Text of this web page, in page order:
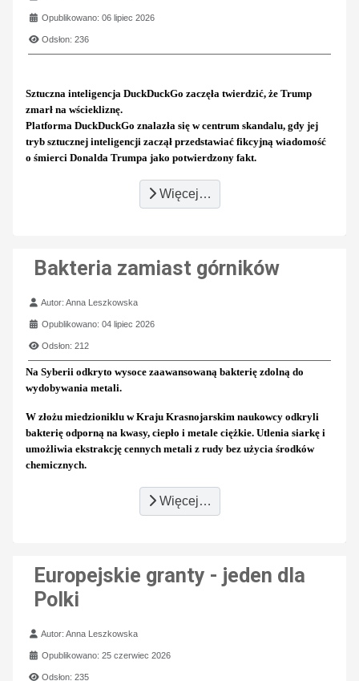
Opublikowano: 06 lipiec 2026
Odsłon: 236
Sztuczna inteligencja DuckDuckGo zaczęła twierdzić, że Trump
zmarł na wściekliznę.
Platforma DuckDuckGo znalazła się w centrum skandalu, gdy jej
tryb sztucznej inteligencji zaczął przedstawiać fikcyjną wiadomość
o śmierci Donalda Trumpa jako potwierdzony fakt.
Więcej…
Bakteria zamiast górników
Szczegóły
Autor:Anna Leszkowska
Opublikowano: 04 lipiec 2026
Odsłon: 212
Na Syberii odkryto wysoce zaawansowaną bakterię zdolną do
wydobywania metali.
W złożu miedzioniklu w Kraju Krasnojarskim naukowcy odkryli
bakterię odporną na kwasy, ciepło i metale ciężkie. Utlenia siarkę i
umożliwia ekstrakcję cennych metali z rudy bez użycia środków
chemicznych.
Więcej…
Europejskie granty - jeden dla
Polki
Szczegóły
Autor:Anna Leszkowska
Opublikowano: 25 czerwiec 2026
Odsłon: 235